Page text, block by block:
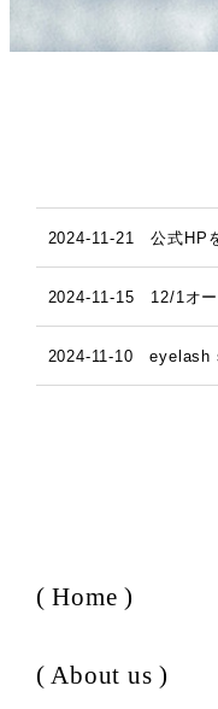
2024-11-21 公式HP
2024-11-15 12/1オー
2024-11-10 eyelash
( Home )
( About us )